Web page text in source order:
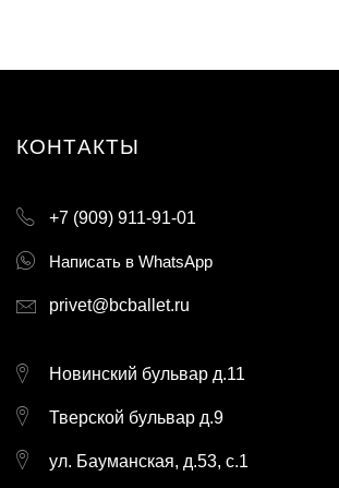
КОНТАКТЫ
+7 (909) 911-91-01
Написать в WhatsApp
privet@bcballet.ru
Новинский бульвар д.11
Тверской бульвар д.9
ул. Бауманская, д.53, с.1